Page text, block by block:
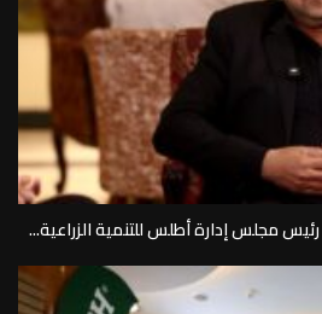
مجلس إدارة أطلس للتنمية الزراعية...